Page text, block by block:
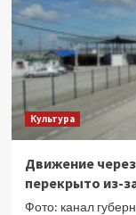
Культура
Движение
перекрыто из-
Фото: канал